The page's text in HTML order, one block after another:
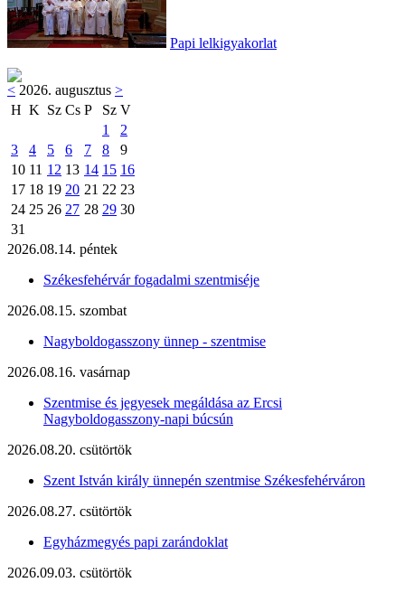
Papi lelkigyakorlat
< 2026. augusztus >
H K Sz Cs P Sz V
1
2
3
4 5 6 7 8
9
10 11 12 13 14 15 16
17 18 19 20 21 22 23
24 25 26 27 28 29 30
31
2026.08.14. péntek
Székesfehérvár fogadalmi szentmiséje
2026.08.15. szombat
Nagyboldogasszony ünnep - szentmise
2026.08.16. vasárnap
Szentmise és jegyesek megáldása az Ercsi
Nagyboldogasszony-napi búcsún
2026.08.20. csütörtök
Szent István király ünnepén szentmise Székesfehérváron
2026.08.27. csütörtök
Egyházmegyés papi zarándoklat
2026.09.03. csütörtök